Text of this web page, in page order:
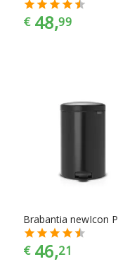
€ 48,99
€ 46,21